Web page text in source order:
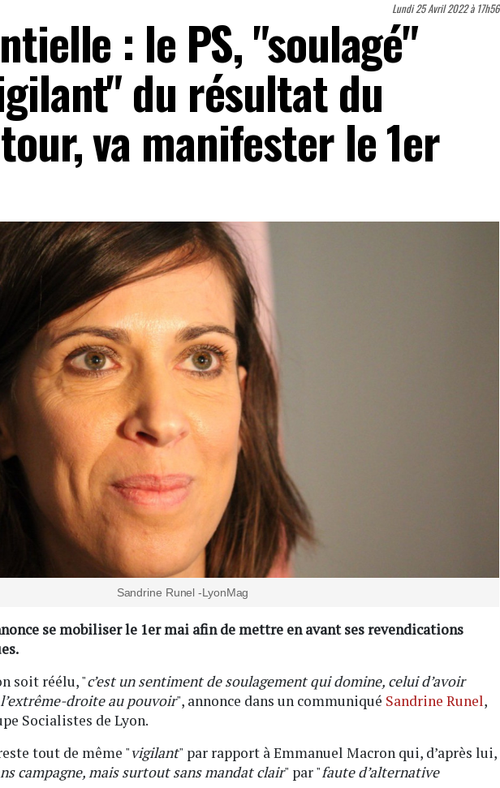
Lundi 25 Avril 2022 à 17h56
: le PS, "soulagé"
du résultat du
va manifester le 1er
Sandrine Runel -LyonMag
se mobiliser le 1er mai afin de mettre en avant ses revendications
soit réélu, "c’est un sentiment de soulagement qui domine, celui d’avoir
droite au pouvoir", annonce dans un communiqué Sandrine Runel,
Socialistes de Lyon.
tout de même "vigilant" par rapport à Emmanuel Macron qui, d’après lui,
campagne, mais surtout sans mandat clair" par "faute d’alternative